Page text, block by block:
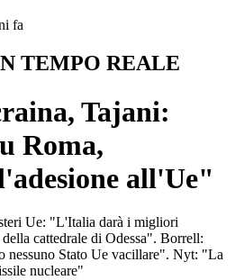
fa
TEMPO REALE
Tajani:
Roma,
all'Ue"
Ue: "L'Italia darà i migliori
cattedrale di Odessa". Borrell:
nessuno Stato Ue vacillare". Nyt: "La
nucleare"